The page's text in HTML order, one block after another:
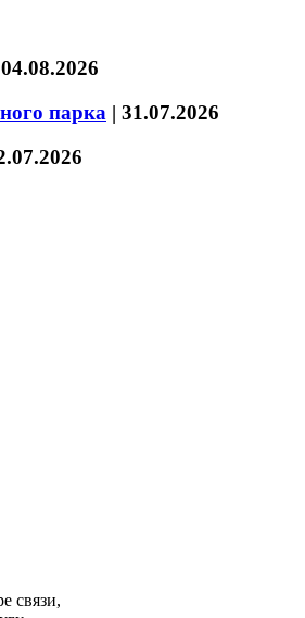
04.08.2026
парка | 31.07.2026
связи,